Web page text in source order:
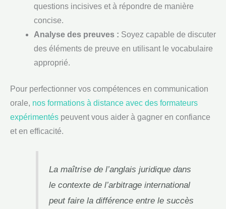
questions incisives et à répondre de manière
concise.
Analyse des preuves : Soyez capable de discuter
des éléments de preuve en utilisant le vocabulaire
approprié.
Pour perfectionner vos compétences en communication
orale, nos formations à distance avec des formateurs
expérimentés peuvent vous aider à gagner en confiance
et en efficacité.
La maîtrise de l’anglais juridique dans
le contexte de l’arbitrage international
peut faire la différence entre le succès